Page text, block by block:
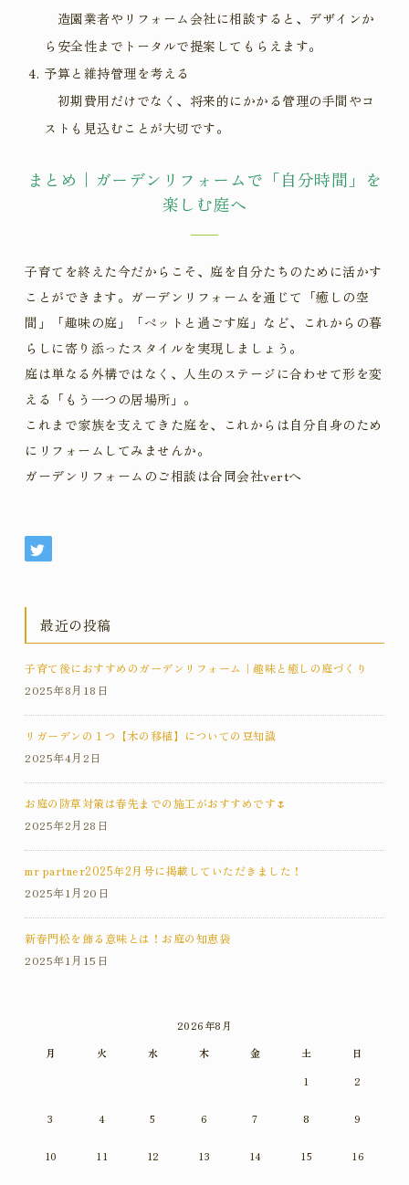
造園業者やリフォーム会社に相談すると、デザインか
ら安全性までトータルで提案してもらえます。
予算と維持管理を考える
初期費用だけでなく、将来的にかかる管理の手間やコ
ストも見込むことが大切です。
まとめ｜ガーデンリフォームで「自分時間」を
楽しむ庭へ
子育てを終えた今だからこそ、庭を自分たちのために活かす
ことができます。ガーデンリフォームを通じて「癒しの空
間」「趣味の庭」「ペットと過ごす庭」など、これからの暮
らしに寄り添ったスタイルを実現しましょう。
庭は単なる外構ではなく、人生のステージに合わせて形を変
える「もう一つの居場所」。
これまで家族を支えてきた庭を、これからは自分自身のため
にリフォームしてみませんか。
ガーデンリフォームのご相談は合同会社vertへ
最近の投稿
子育て後におすすめのガーデンリフォーム｜趣味と癒しの庭づくり
2025年8月18日
リガーデンの１つ【木の移植】についての豆知識
2025年4月2日
お庭の防草対策は春先までの施工がおすすめです🌷
2025年2月28日
mr partner2025年2月号に掲載していただきました！
2025年1月20日
新春門松を飾る意味とは！お庭の知恵袋
2025年1月15日
2026年8月
月
火 水 木 金 土
日
1
2
3 4 5 6 7 8 9
10 11 12 13 14 15 16